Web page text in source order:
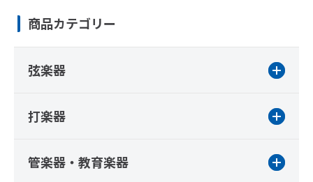
商品カテゴリー
弦楽器
打楽器
管楽器・教育楽器